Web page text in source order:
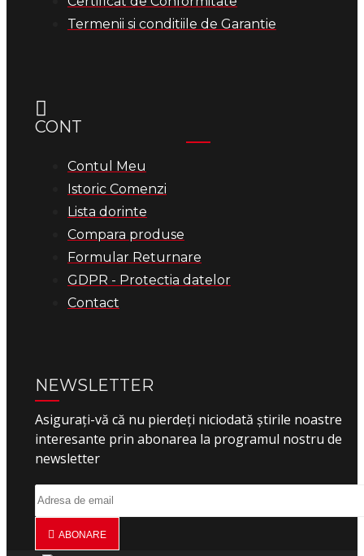
Termenii si conditiile de Garantie
CONT
Contul Meu
Istoric Comenzi
Lista dorinte
Compara produse
Formular Returnare
GDPR - Protectia datelor
Contact
NEWSLETTER
Asigurați-vă că nu pierdeți niciodată știrile noastre
interesante prin abonarea la programul nostru de
newsletter
ABONARE